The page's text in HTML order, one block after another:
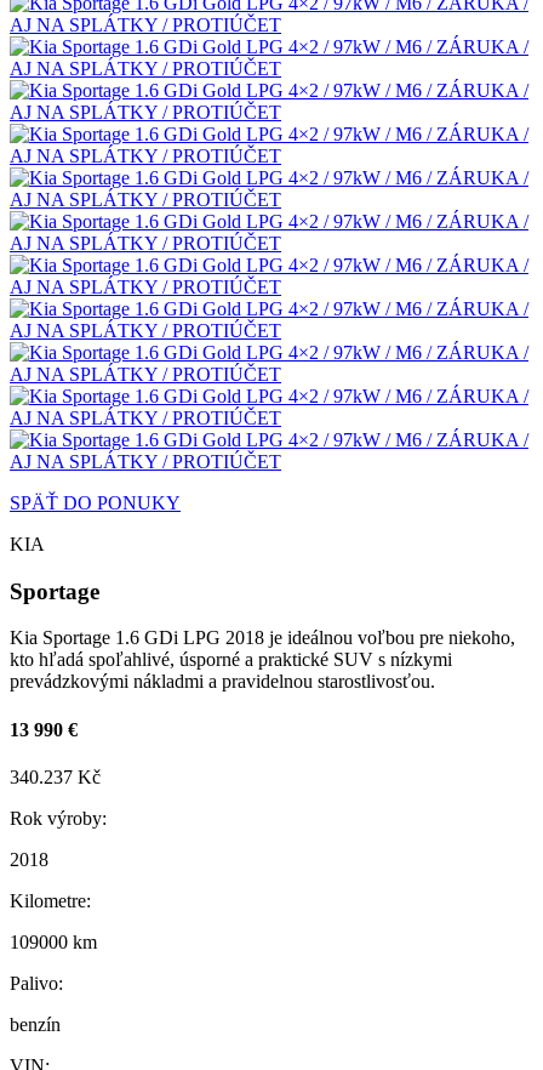
SPÄŤ DO PONUKY
KIA
Sportage
Kia Sportage 1.6 GDi LPG 2018 je ideálnou voľbou pre niekoho,
kto hľadá spoľahlivé, úsporné a praktické SUV s nízkymi
prevádzkovými nákladmi a pravidelnou starostlivosťou.
13 990 €
340.237 Kč
Rok výroby:
2018
Kilometre:
109000 km
Palivo:
benzín
VIN: